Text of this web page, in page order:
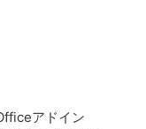
アドイン